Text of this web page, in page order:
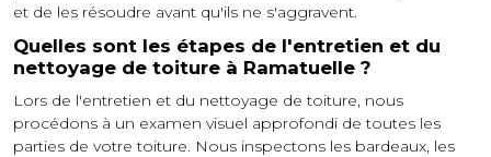
et de les résoudre avant qu'ils ne s'aggravent.
Quelles sont les étapes de l'entretien et du
nettoyage de toiture à Ramatuelle ?
Lors de l'entretien et du nettoyage de toiture, nous
procédons à un examen visuel approfondi de toutes les
parties de votre toiture. Nous inspectons les bardeaux, les